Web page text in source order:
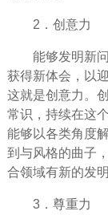
2．创意力­
能够发明新
获得新体会，以
这就是创意力。
常识，持续在这
能够以各类角度
到与风格的曲子
合领域有新的发
3．尊重力­